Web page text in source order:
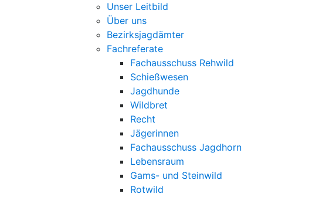
Unser Leitbild
Über uns
Bezirksjagdämter
Fachreferate
Fachausschuss Rehwild
Schießwesen
Jagdhunde
Wildbret
Recht
Jägerinnen
Fachausschuss Jagdhorn
Lebensraum
Gams- und Steinwild
Rotwild